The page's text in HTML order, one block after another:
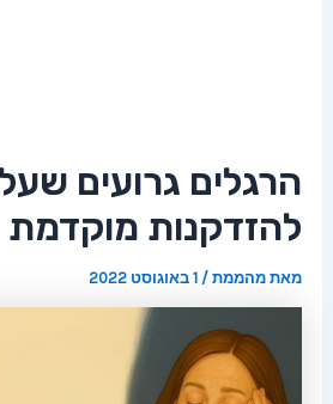
הרגלים גרועים
להזדקנות מוקדמת
מאתמהממת/1 באוגוסט 2022